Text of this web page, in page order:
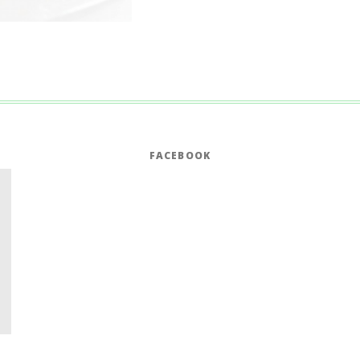
FACEBOOK